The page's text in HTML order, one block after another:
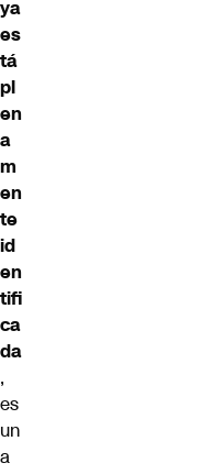
ya
es
tá
pl
en
a
m
en
te
id
en
tifi
ca
da
,
es
un
a